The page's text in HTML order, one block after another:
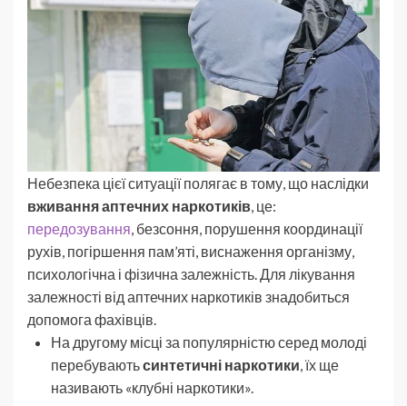
Небезпека цієї ситуації полягає в тому, що наслідки
вживання аптечних наркотиків, це:
передозування, безсоння, порушення координації
рухів, погіршення пам’яті, виснаження організму,
психологічна і фізична залежність. Для лікування
залежності від аптечних наркотиків знадобиться
допомога фахівців.
На другому місці за популярністю серед молоді
перебуваютьсинтетичні наркотики, їх ще
називають «клубні наркотики».